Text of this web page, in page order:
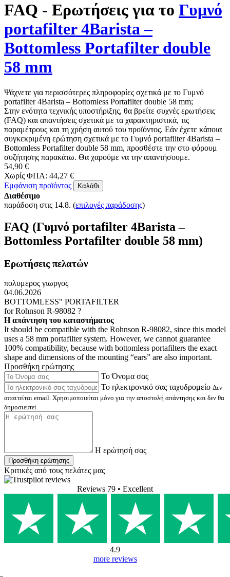
FAQ - Ερωτήσεις για το Γυμνό
portafilter 4Barista –
Bottomless Portafilter double
58 mm
Ψάχνετε για περισσότερες πληροφορίες σχετικά με το Γυμνό
portafilter 4Barista – Bottomless Portafilter double 58 mm;
Στην ενότητα τεχνικής υποστήριξης, θα βρείτε συχνές ερωτήσεις
(FAQ) και απαντήσεις σχετικά με τα χαρακτηριστικά, τις
παραμέτρους και τη χρήση αυτού του προϊόντος. Εάν έχετε κάποια
συγκεκριμένη ερώτηση σχετικά με το Γυμνό portafilter 4Barista –
Bottomless Portafilter double 58 mm, προσθέστε την στο φόρουμ
συζήτησης παρακάτω. Θα χαρούμε να την απαντήσουμε.
54,90 €
Χωρίς ΦΠΑ: 44,27 €
Εμφάνιση προϊόντος
Καλάθι
Διαθέσιμο
παράδοση στις 14.8. (επιλογές παράδοσης)
FAQ (Γυμνό portafilter 4Barista –
Bottomless Portafilter double 58 mm)
Ερωτήσεις πελατών
πολυμερος γιωργος
04.06.2026
BOTTOMLESS" PORTAFILTER
for Rohnson R-98082 ?
Η απάντηση του καταστήματος
It should be compatible with the Rohnson R-98082, since this model
uses a 58 mm portafilter system. However, we cannot guarantee
100% compatibility, because with bottomless portafilters the exact
shape and dimensions of the mounting “ears” are also important.
Προσθήκη ερώτησης
Το Όνομα σας
Το ηλεκτρονικό σας ταχυδρομείο Δεν
απαιτείται email. Χρησιμοποιείται μόνο για την αποστολή απάντησης και δεν θα
δημοσιευτεί.
Η ερώτησή σας
Προσθήκη ερώτησης
Κριτικές από τους πελάτες μας
Reviews 79 • Excellent
4.9
more reviews